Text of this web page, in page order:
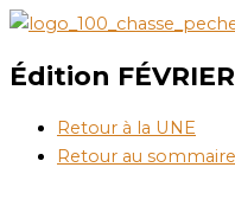
Aller
contenu
Édition
Retour à la UNE
Retour au sommaire